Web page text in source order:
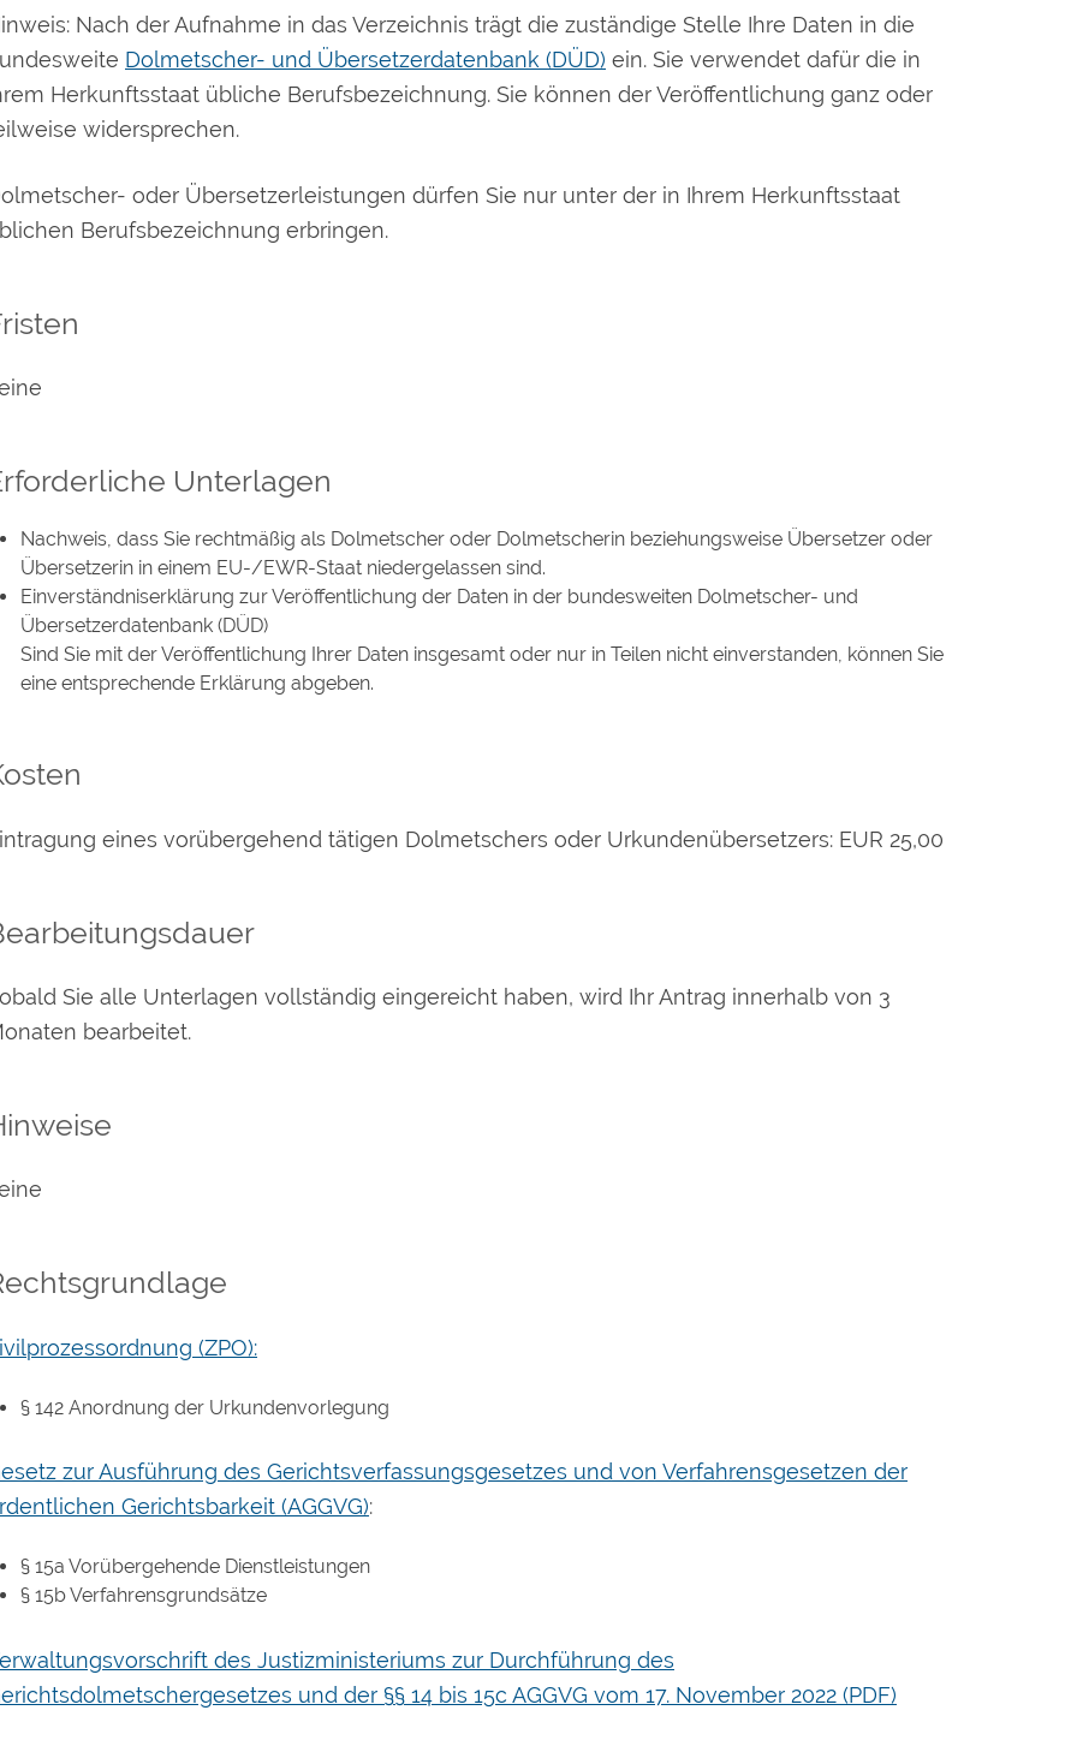
Nach der Aufnahme in das Verzeichnis trägt die zuständige Stelle Ihre Daten in die
Dolmetscher- und Übersetzerdatenbank (DÜD) ein. Sie verwendet dafür die in
Herkunftsstaat übliche Berufsbezeichnung. Sie können der Veröffentlichung ganz oder
widersprechen.
oder Übersetzerleistungen dürfen Sie nur unter der in Ihrem Herkunftsstaat
Berufsbezeichnung erbringen.
Unterlagen
Nachweis, dass Sie rechtmäßig als Dolmetscher oder Dolmetscherin beziehungsweise Übersetzer oder
Übersetzerin in einem EU-/EWR-Staat niedergelassen sind.
Einverständniserklärung zur Veröffentlichung der Daten in der bundesweiten Dolmetscher- und
Übersetzerdatenbank (DÜD)
Sind Sie mit der Veröffentlichung Ihrer Daten insgesamt oder nur in Teilen nicht einverstanden, können Sie
eine entsprechende Erklärung abgeben.
eines vorübergehend tätigen Dolmetschers oder Urkundenübersetzers: EUR 25,00
Sie alle Unterlagen vollständig eingereicht haben, wird Ihr Antrag innerhalb von 3
bearbeitet.
(ZPO):
§ 142 Anordnung der Urkundenvorlegung
zur Ausführung des Gerichtsverfassungsgesetzes und von Verfahrensgesetzen der
Gerichtsbarkeit (AGGVG):
§ 15a Vorübergehende Dienstleistungen
§ 15b Verfahrensgrundsätze
des Justizministeriums zur Durchführung des
und der §§ 14 bis 15c AGGVG vom 17. November 2022 (PDF)